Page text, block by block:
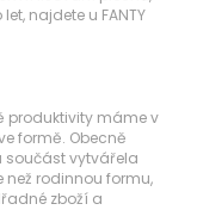
najdete u FANTY
produktivity máme v
formě. Obecně
součást vytvářela
rodinnou formu,
zboží a